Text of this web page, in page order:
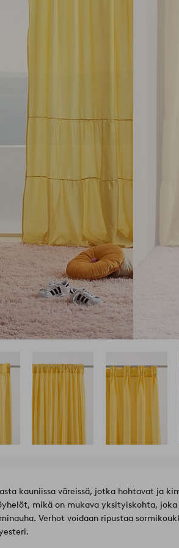
kauniissa väreissä, jotka hohtavat ja
mikä on mukava yksityiskohta,
Verhot voidaan ripustaa
Polyesteri.